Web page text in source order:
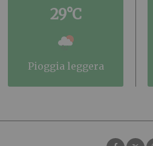
29°C
pioggia leggera